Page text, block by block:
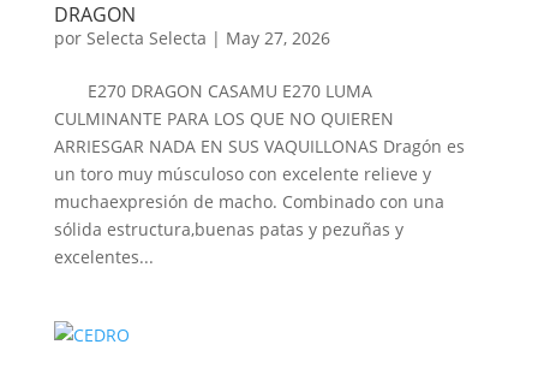
DRAGON
por Selecta Selecta | May 27, 2026
E270 DRAGON CASAMU E270 LUMA
CULMINANTE PARA LOS QUE NO QUIEREN
ARRIESGAR NADA EN SUS VAQUILLONAS Dragón es
un toro muy músculoso con excelente relieve y
muchaexpresión de macho. Combinado con una
sólida estructura,buenas patas y pezuñas y
excelentes...